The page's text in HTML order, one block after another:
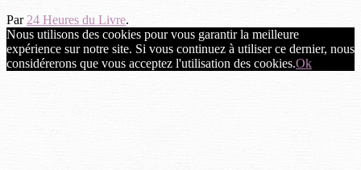
Par 24 Heures du Livre.
Nous utilisons des cookies pour vous garantir la meilleure
expérience sur notre site. Si vous continuez à utiliser ce dernier, nous
considérerons que vous acceptez l'utilisation des cookies.Ok